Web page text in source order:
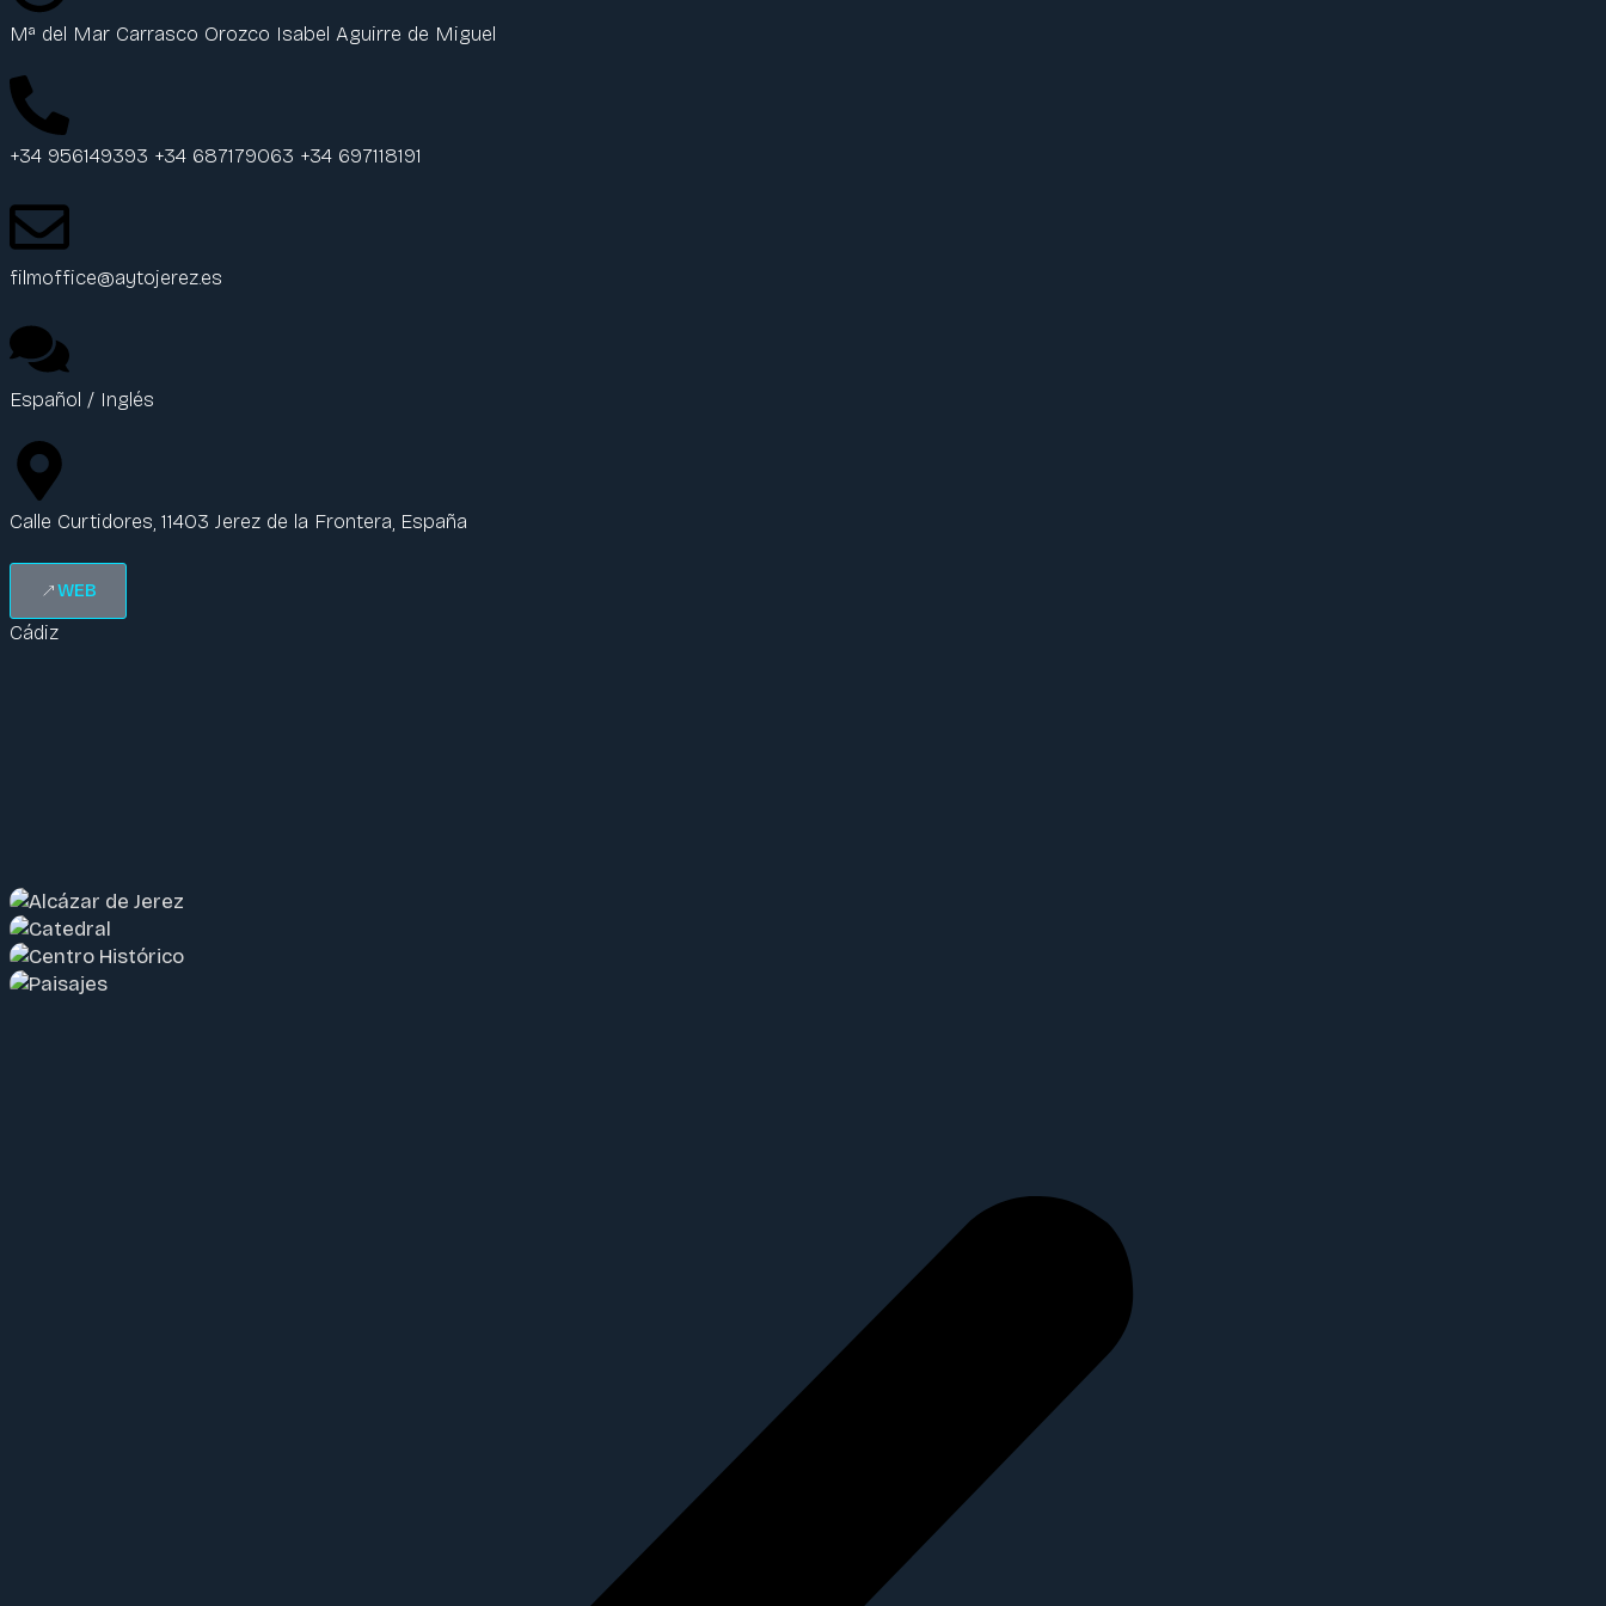
Mª del Mar Carrasco Orozco Isabel Aguirre de Miguel
+34 956149393 +34 687179063 +34 697118191
filmoffice@aytojerez.es
Español / Inglés
Calle Curtidores, 11403 Jerez de la Frontera, España
WEB
Cádiz